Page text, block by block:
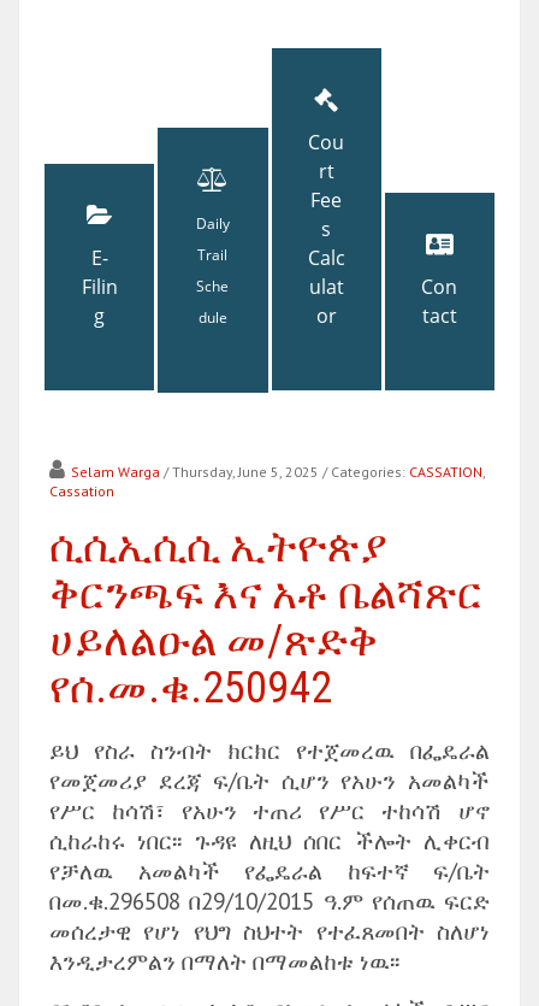
E-
Filin
g
Daily
Trail
Sche
dule
Cou
rt
Fee
s
Calc
ulat
or
Con
tact
Selam Warga / Thursday, June 5, 2025 / Categories: CASSATION,
Cassation
ሲሲኢሲሲ ኢትዮጵያ
ቅርንጫፍ እና አቶ ቤልሻጽር
ሀይለልዑል መ/ጽድቅ
የሰ.መ.ቁ.250942
ይህ የስራ ስንብት ክርክር የተጀመረዉ በፌዴራል
የመጀመሪያ ደረጃ ፍ/ቤት ሲሆን የአሁን አመልካች
የሥር ከሳሽ፣ የአሁን ተጠሪ የሥር ተከሳሽ ሆኖ
ሲከራከሩ ነበር፡፡ ጉዳዩ ለዚህ ሰበር ችሎት ሊቀርብ
የቻለዉ አመልካች የፌዴራል ከፍተኛ ፍ/ቤት
በመ.ቁ.296508 በ29/10/2015 ዓ.ም የሰጠዉ ፍርድ
መሰረታዊ የሆነ የህግ ስህተት የተፈጸመበት ስለሆነ
እንዲታረምልን በማለት በማመልከቱ ነዉ፡፡